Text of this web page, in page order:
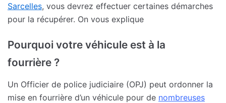
Sarcelles, vous devrez effectuer certaines démarches
pour la récupérer. On vous explique
Pourquoi votre véhicule est à la
fourrière ?
Un Officier de police judiciaire (OPJ) peut ordonner la
mise en fourrière d’un véhicule pour de nombreuses